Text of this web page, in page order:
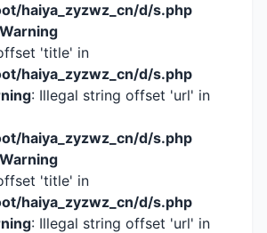
haiya_zyzwz_cn/d/s.php
Warning
'title' in
haiya_zyzwz_cn/d/s.php
: Illegal string offset 'url' in
haiya_zyzwz_cn/d/s.php
Warning
'title' in
haiya_zyzwz_cn/d/s.php
: Illegal string offset 'url' in